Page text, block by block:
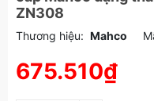
ZN308
Thương hiệu: Mahco
675.510₫